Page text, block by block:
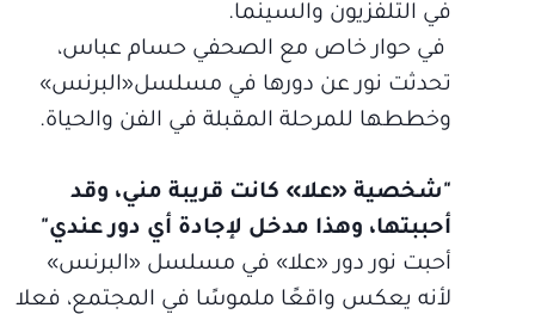
في التلفزيون والسينما.
في حوار خاص مع الصحفي حسام عباس،
تحدثت نور عن دورها في مسلسل«البرنس»
وخططها للمرحلة المقبلة في الفن والحياة.
"شخصية «علا» كانت قريبة مني، وقد
أحببتها، وهذا مدخل لإجادة أي دور عندي"
أحبت نور دور «علا» في مسلسل «البرنس»
لأنه يعكس واقعًا ملموسًا في المجتمع، فعلا